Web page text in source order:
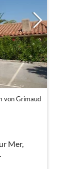
von Grimaud
Mer,